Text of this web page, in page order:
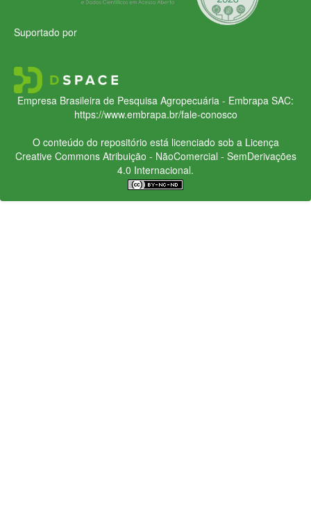
Suportado por
Empresa Brasileira de Pesquisa Agropecuária - Embrapa SAC:
https://www.embrapa.br/fale-conosco
O conteúdo do repositório está licenciado sob a Licença
Creative CommonsAtribuição - NãoComercial - SemDerivações
4.0 Internacional.